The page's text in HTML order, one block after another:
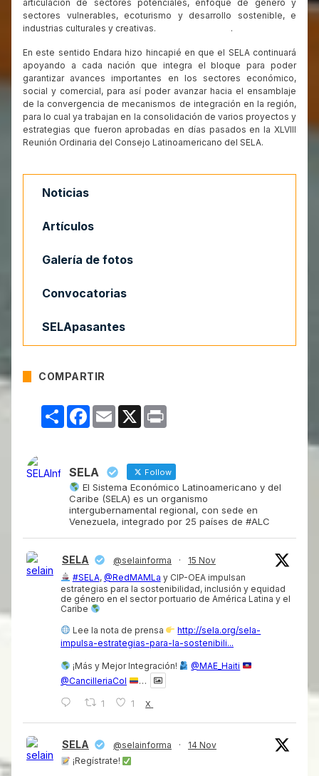
articulación de sectores potenciales, enfoque de género y
sectores vulnerables, ecoturismo y desarrollo sostenible, e
industrias culturales y creativas. .
En este sentido Endara hizo hincapié en que el SELA continuará
apoyando a cada nación que integra el bloque para poder
garantizar avances importantes en los sectores económico,
social y comercial, para así poder avanzar hacia el ensamblaje
de la convergencia de mecanismos de integración en la región,
para lo cual ya trabajan en la consolidación de varios proyectos y
estrategias que fueron aprobadas en días pasados en la XLVIII
Reunión Ordinaria del Consejo Latinoamericano del SELA.
Noticias
Artículos
Galería de fotos
Convocatorias
SELApasantes
COMPARTIR
CompartirFacebook
Email X
SELA Follow
El Sistema Económico Latinoamericano y del
Caribe (SELA) es un organismo
intergubernamental regional, con sede en
Venezuela, integrado por 25 países de #ALC
SELA @selainforma ·
15 Nov
#SELA, @RedMAMLa y CIP-OEA impulsan
estrategias para la sostenibilidad, inclusión y equidad
de género en el sector portuario de América Latina y el
Caribe
Lee la nota de prensa
http://sela.org/sela-
impulsa-estrategias-para-la-sostenibili...
¡Más y Mejor Integración!
@MAE_Haiti
@CancilleriaCol
…
1 1 X
SELA @selainforma ·
14 Nov
¡Regístrate!